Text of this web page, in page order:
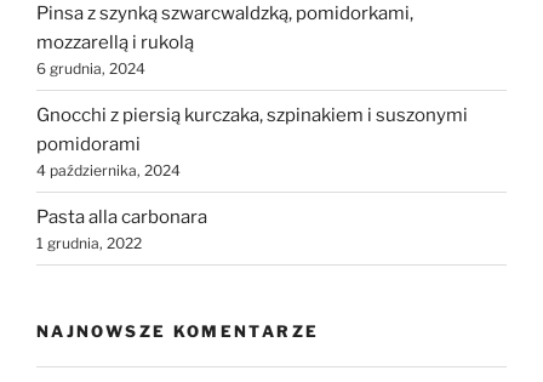
Pinsa z szynką szwarcwaldzką, pomidorkami,
mozzarellą i rukolą
6 grudnia, 2024
Gnocchi z piersią kurczaka, szpinakiem i suszonymi
pomidorami
4 października, 2024
Pasta alla carbonara
1 grudnia, 2022
NAJNOWSZE KOMENTARZE